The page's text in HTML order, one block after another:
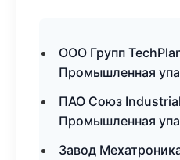
ООО Групп
Промышленная
ПАО Союз
Промышленная
Завод